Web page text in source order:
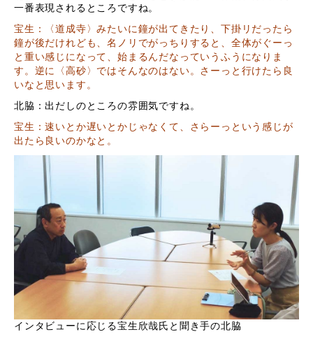
一番表現されるところですね。
宝生：〈道成寺〉みたいに鐘が出てきたり、下掛リだったら
鐘が後だけれども、名ノリでがっちりすると、全体がぐーっ
と重い感じになって、始まるんだなっていうふうになりま
す。逆に〈高砂〉ではそんなのはない。さーっと行けたら良
いなと思います。
北脇：出だしのところの雰囲気ですね。
宝生：速いとか遅いとかじゃなくて、さらーっという感じが
出たら良いのかなと。
インタビューに応じる宝生欣哉氏と聞き手の北脇